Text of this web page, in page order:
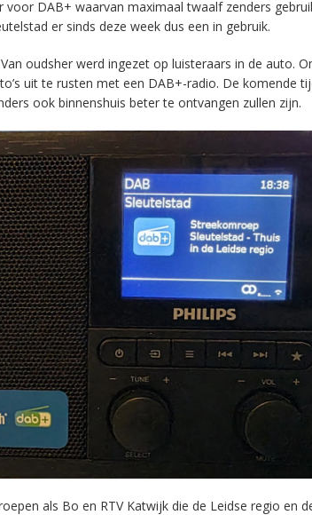
DAB+ waarvan maximaal twaalf zenders
er sinds deze week dus een in gebruik.
oudsher werd ingezet op luisteraars in de auto.
uit te rusten met een DAB+-radio. De komende
ook binnenshuis beter te ontvangen zullen zijn.
als Bo en RTV Katwijk die de Leidse regio en